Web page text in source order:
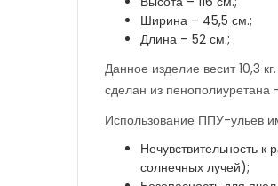
Ширина – 45,5 см.;
Длина – 52 см.;
Данное изделие весит 10,3
сделан из пенополиуретана
Использование ППУ-ульев
Нечувствительность
солнечных лучей);